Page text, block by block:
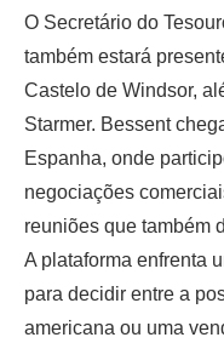
O Secretário do
também estará
Castelo de Windsor,
Starmer. Bessent
Espanha, onde
negociações
reuniões que também
A plataforma enfrenta
para decidir entre a
americana ou uma